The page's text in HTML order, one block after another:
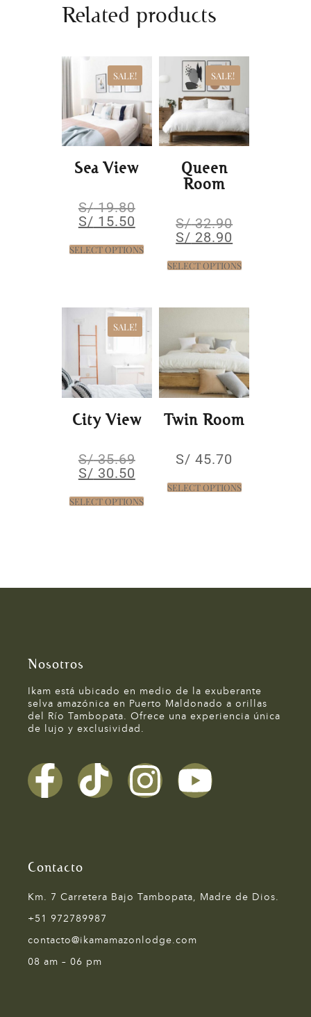
Related products
SALE!
Sea View
S/19.80
S/ 15.50
SELECT OPTIONS
SALE!
Queen
Room
S/32.90
S/ 28.90
SELECT OPTIONS
SALE!
City View
S/35.69
S/ 30.50
SELECT OPTIONS
Twin Room
S/ 45.70
SELECT OPTIONS
Nosotros
Ikam está ubicado en medio de la exuberante
selva amazónica en Puerto Maldonado a orillas
del Río Tambopata. Ofrece una experiencia única
de lujo y exclusividad.
Contacto
Km. 7 Carretera Bajo Tambopata, Madre de Dios.
+51 972789987
contacto@ikamamazonlodge.com
08 am – 06 pm